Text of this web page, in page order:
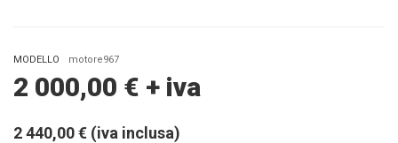
MODELLO motore967
2 000,00 € + iva
2 440,00 € (iva inclusa)